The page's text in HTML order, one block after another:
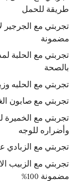
طريقة للحمل
تجربتي مع الجرجير
مضمونة
تجربتي مع الحلبة
بالصحة
تجربتي مع الحلبه
تجربتي مع صابون
تجربتي مع الخميرة
وأضراره للوجه
تجربتي مع الزبادي
تجربتي مع الزبيب
مضمونة 100%